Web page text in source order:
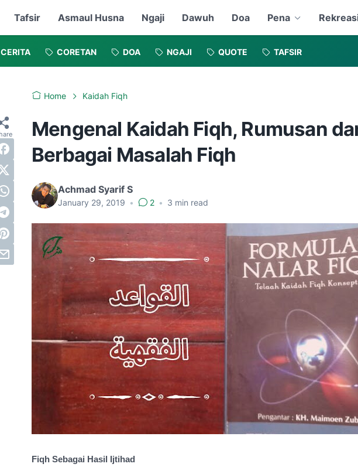
Tafsir Asmaul Husna Ngaji Dawuh Doa Pena
CERITA CORETAN DOA NGAJI QUOTE TAFSIR
Home Kaidah Fiqh
Mengenal Kaidah Fiqh, Rumusan
Berbagai Masalah Fiqh
Achmad Syarif S
January 29, 2019 • 2 • 3 min read
Fiqh Sebagai Hasil Ijtihad